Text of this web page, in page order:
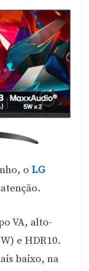
o LG
VA, alto-
e HDR10.
baixo, na